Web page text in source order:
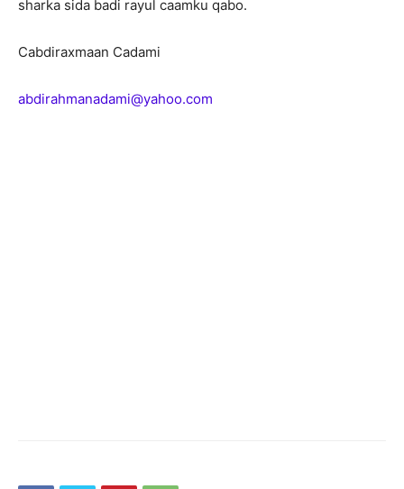
sharka sida badi rayul caamku qabo.
Cabdiraxmaan Cadami
abdirahmanadami@yahoo.com